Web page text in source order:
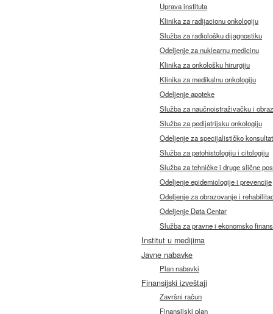
Uprava instituta
Klinika za radijacionu onkologiju
Služba za radiološku dijagnostiku
Odeljenje za nuklearnu medicinu
Klinika za onkološku hirurgiju
Klinika za medikalnu onkologiju
Odeljenje apoteke
Služba za naučnoistraživačku i
Služba za pedijatrijsku onkologiju
Odeljenje za specijalističko
Služba za patohistologiju i citologiju
Služba za tehničke i druge slične
Odeljenje epidemiologije i prevencije
Odeljenje za obrazovanje i
Odeljenje Data Centar
Služba za pravne i ekonomsko
Institut u medijima
Javne nabavke
Plan nabavki
Finansijski izveštaji
Završni račun
Finansijski plan